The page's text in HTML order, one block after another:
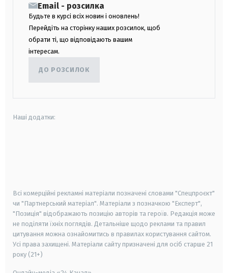
Email - розсилка
Будьте в курсі всіх новин і оновлень!
Перейдіть на сторінку наших розсилок, щоб
обрати ті, що відповідають вашим
інтересам.
ДО РОЗСИЛОК
Наші додатки:
Всі комерційні рекламні матеріали позначені словами "Спецпроєкт"
чи "Партнерський матеріал". Матеріали з позначкою "Експерт",
"Позиція" відображають позицію авторів та героїв. Редакція може
не поділяти їхніх поглядів. Детальніше щодо реклами та правил
цитування можна ознайомитись в правилах користування сайтом.
Усі права захищені. Матеріали сайту призначені для осіб старше 21
року (21+)